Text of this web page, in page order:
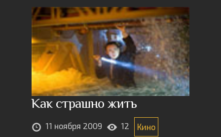
Как страшно жить
11 ноября 2009 12 Кино